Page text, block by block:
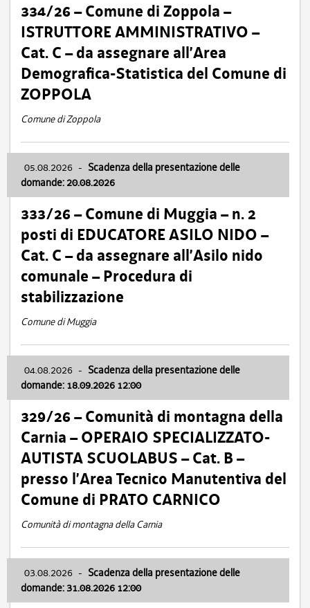
334/26 – Comune di Zoppola –
ISTRUTTORE AMMINISTRATIVO –
Cat. C – da assegnare all’Area
Demografica-Statistica del Comune di
ZOPPOLA
Comune di Zoppola
05.08.2026 - Scadenza della presentazione delle
domande: 20.08.2026
333/26 – Comune di Muggia – n. 2
posti di EDUCATORE ASILO NIDO –
Cat. C – da assegnare all’Asilo nido
comunale – Procedura di
stabilizzazione
Comune di Muggia
04.08.2026 - Scadenza della presentazione delle
domande: 18.09.2026 12:00
329/26 – Comunità di montagna della
Carnia – OPERAIO SPECIALIZZATO-
AUTISTA SCUOLABUS – Cat. B –
presso l’Area Tecnico Manutentiva del
Comune di PRATO CARNICO
Comunità di montagna della Carnia
03.08.2026 - Scadenza della presentazione delle
domande: 31.08.2026 12:00